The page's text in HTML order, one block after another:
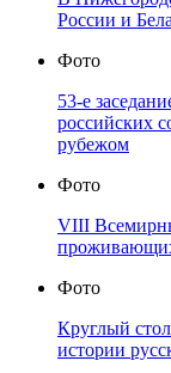
России и
Фото
53-е
российских
рубежом
Фото
VIII
Фото
Круглый
истории